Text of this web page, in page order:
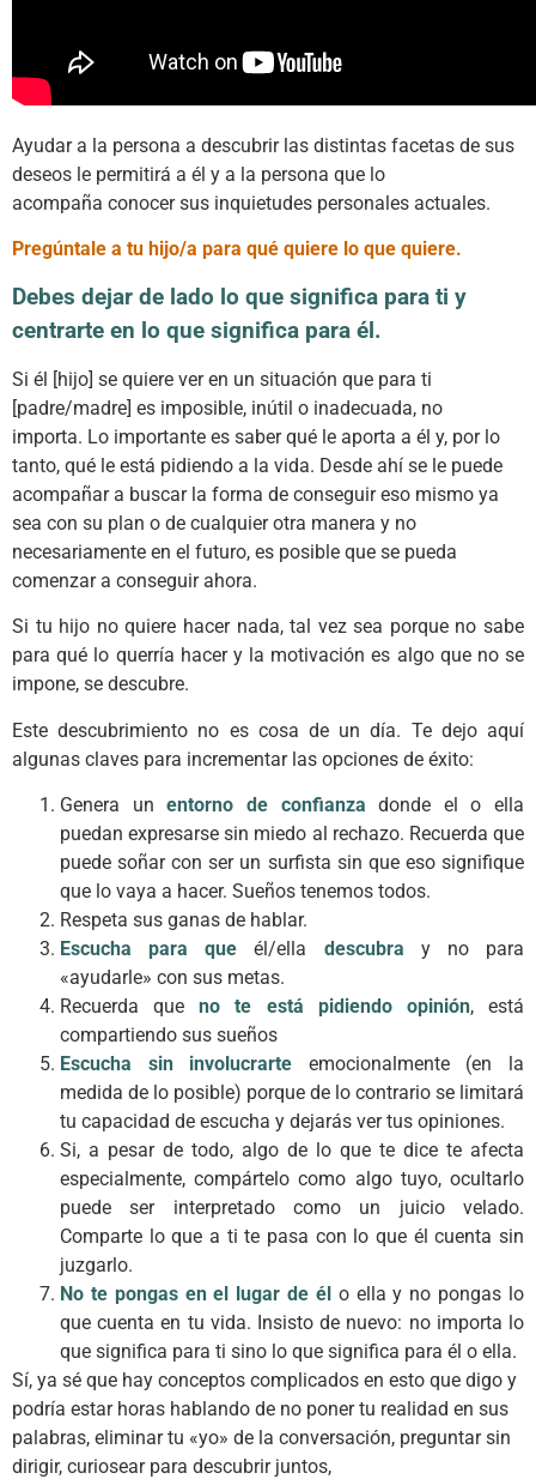
Ayudar a la persona a descubrir las distintas facetas de sus
deseos le permitirá a él y a la persona que lo
acompaña conocer sus inquietudes personales actuales.
Pregúntale a tu hijo/a para qué quiere lo que quiere.
Debes dejar de lado lo que significa para ti y
centrarte en lo que significa para él.
Si él [hijo] se quiere ver en un situación que para ti
[padre/madre] es imposible, inútil o inadecuada, no
importa. Lo importante es saber qué le aporta a él y, por lo
tanto, qué le está pidiendo a la vida. Desde ahí se le puede
acompañar a buscar la forma de conseguir eso mismo ya
sea con su plan o de cualquier otra manera y no
necesariamente en el futuro, es posible que se pueda
comenzar a conseguir ahora.
Si tu hijo no quiere hacer nada, tal vez sea porque no sabe
para qué lo querría hacer y la motivación es algo que no se
impone, se descubre.
Este descubrimiento no es cosa de un día. Te dejo aquí
algunas claves para incrementar las opciones de éxito:
Genera unentorno de confianza donde el o ella
puedan expresarse sin miedo al rechazo. Recuerda que
puede soñar con ser un surfista sin que eso signifique
que lo vaya a hacer. Sueños tenemos todos.
Respeta sus ganas de hablar.
Escucha para que él/ella descubra
y no para
«ayudarle» con sus metas.
Recuerda queno te está pidiendo opinión, está
compartiendo sus sueños
Escucha sin involucrarte
emocionalmente (en la
medida de lo posible) porque de lo contrario se limitará
tu capacidad de escucha y dejarás ver tus opiniones.
Si, a pesar de todo, algo de lo que te dice te afecta
especialmente, compártelo como algo tuyo, ocultarlo
puede ser interpretado como un juicio velado.
Comparte lo que a ti te pasa con lo que él cuenta sin
juzgarlo.
No te pongas en el lugar de él o ella y no pongas lo
que cuenta en tu vida. Insisto de nuevo: no importa lo
que significa para ti sino lo que significa para él o ella.
Sí, ya sé que hay conceptos complicados en esto que digo y
podría estar horas hablando de no poner tu realidad en sus
palabras, eliminar tu «yo» de la conversación, preguntar sin
dirigir, curiosear para descubrir juntos,